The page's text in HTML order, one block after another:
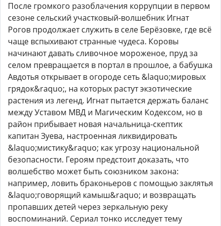
После громкого разоблачения коррупции в первом
сезоне сельский участковый-волшебник Игнат
Рогов продолжает служить в селе Берёзовке, где всё
чаще вспыхивают странные чудеса. Коровы
начинают давать сливочное мороженое, пруд за
селом превращается в портал в прошлое, а бабушка
Авдотья открывает в огороде сеть &laquo;мировых
грядок&raquo;, на которых растут экзотические
растения из легенд. Игнат пытается держать баланс
между Уставом МВД и Магическим Кодексом, но в
район прибывает новая начальница-скептик
капитан Зуева, настроенная ликвидировать
&laquo;мистику&raquo; как угрозу национальной
безопасности. Героям предстоит доказать, что
волшебство может быть союзником закона:
например, ловить браконьеров с помощью заклятья
&laquo;говорящий камыш&raquo; и возвращать
пропавших детей через зеркальную реку
воспоминаний. Сериал тонко исследует тему